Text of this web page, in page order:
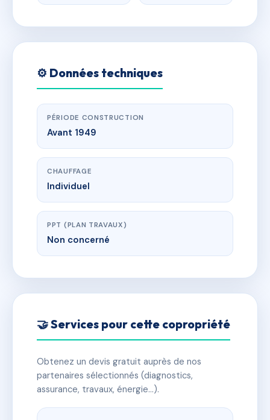
⚙️ Données techniques
PÉRIODE CONSTRUCTION
Avant 1949
CHAUFFAGE
Individuel
PPT (PLAN TRAVAUX)
Non concerné
🤝 Services pour cette copropriété
Obtenez un devis gratuit auprès de nos
partenaires sélectionnés (diagnostics,
assurance, travaux, énergie…).